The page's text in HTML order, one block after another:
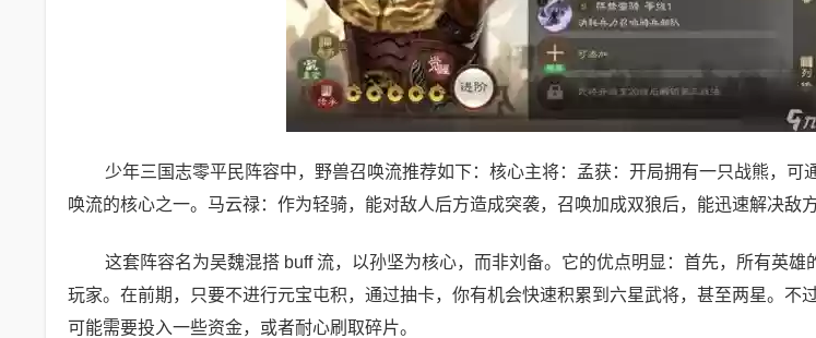
少年三国志零平民阵容中，野兽召唤流推荐如下：核心主将：孟获：开局拥有一只战熊，可
唤流的核心之一。马云禄：作为轻骑，能对敌人后方造成突袭，召唤加成双狼后，能迅速解决敌方
这套阵容名为吴魏混搭 buff 流，以孙坚为核心，而非刘备。它的优点明显：首先，所有英雄
玩家。在前期，只要不进行元宝屯积，通过抽卡，你有机会快速积累到六星武将，甚至两星。不
可能需要投入一些资金，或者耐心刷取碎片。